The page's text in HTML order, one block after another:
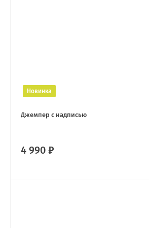
Новинка
Джемпер с надписью
4 990 ₽